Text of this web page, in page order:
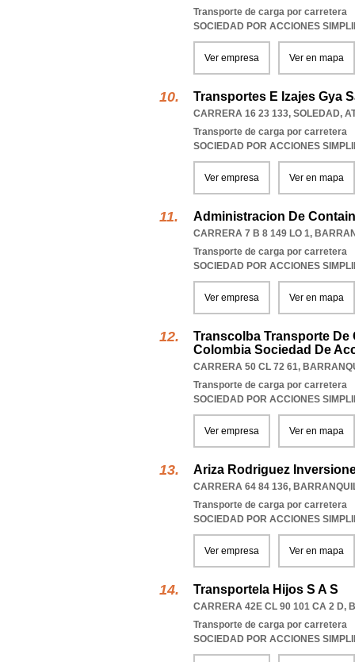
Transporte de carga por carretera
SOCIEDAD POR ACCIONES
Ver empresa Ver en mapa
Transportes E Izajes Gya
CARRERA 16 23 133, SOLEDAD,
Transporte de carga por carretera
SOCIEDAD POR ACCIONES
Ver empresa Ver en mapa
Administracion De
CARRERA 7 B 8 149 LO 1,
Transporte de carga por carretera
SOCIEDAD POR ACCIONES
Ver empresa Ver en mapa
Transcolba Transporte
Colombia Sociedad De
CARRERA 50 CL 72 61,
Transporte de carga por carretera
SOCIEDAD POR ACCIONES
Ver empresa Ver en mapa
Ariza Rodriguez
CARRERA 64 84 136,
Transporte de carga por carretera
SOCIEDAD POR ACCIONES
Ver empresa Ver en mapa
Transportela Hijos S A S
CARRERA 42E CL 90 101 CA 2 D,
Transporte de carga por carretera
SOCIEDAD POR ACCIONES